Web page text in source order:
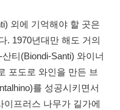
외에 기억해야 할 곳은
. 1970년대만 해도 거의
티(Biondi-Santi) 와이너
포도로 와인을 만든 브
를 성공시키면서
프러스 나무가 길가에